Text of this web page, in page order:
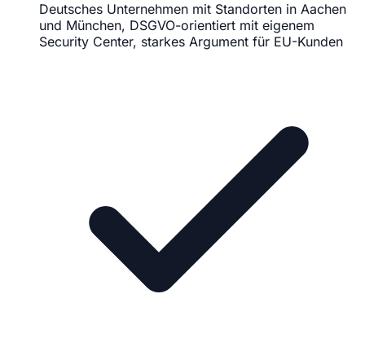
Deutsches Unternehmen mit Standorten in Aachen
und München, DSGVO-orientiert mit eigenem
Security Center, starkes Argument für EU-Kunden